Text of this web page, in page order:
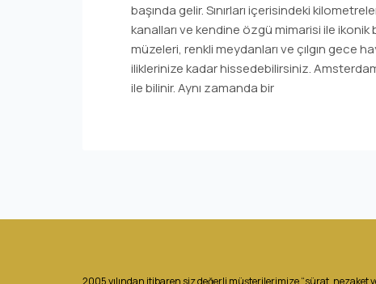
başında gelir. Sınırları içerisindeki
kanalları ve kendine özgü mimarisi ile ikonik
müzeleri, renkli meydanları ve çılgın gece
iliklerinize kadar hissedebilirsiniz.
ile bilinir. Aynı zamanda bir
2005 yılından itibaren siz değerli müşterilerimize “sürat, nezaket